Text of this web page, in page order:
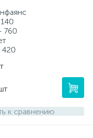
760
420
к сравнению